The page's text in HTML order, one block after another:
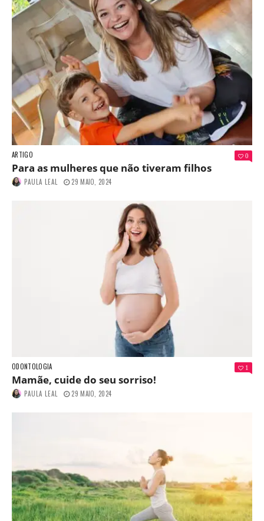
ARTIGO 0
Para as mulheres que não tiveram filhos
PAULA LEAL 29 MAIO, 2024
ODONTOLOGIA 1
Mamãe, cuide do seu sorriso!
PAULA LEAL 29 MAIO, 2024